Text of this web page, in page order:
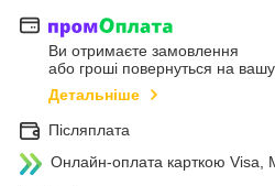
Ви отримаєте замовлення
або гроші повернуться на вашу
Детальніше
Післяплата
Онлайн-оплата карткою Visa,